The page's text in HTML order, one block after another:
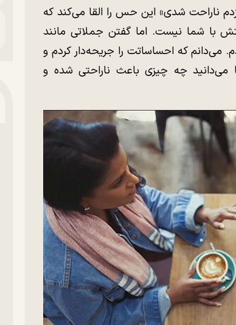
ناراحت شدی» این حس را القا می‌کند که
با شما نیست. اما گفتن جملاتی مانند
می‌دانم که احساساتت را جریحه‌دار کردم و
چه چیزی باعث ناراحتی شده و